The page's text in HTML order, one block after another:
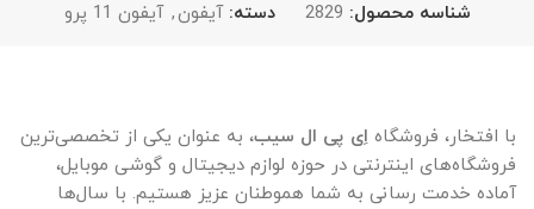
شناسه محصول: 2829 دسته: آیفون, آیفون 11 پرو
با افتخار، فروشگاه اِی پی ال سیب، به عنوان یکی از تخصصی‌ترین
فروشگاه‌های اینترنتی در حوزه لوازم دیجیتال و گوشی موبایل،
آماده خدمت رسانی به شما هموطنان عزیز هستیم. با سال‌ها